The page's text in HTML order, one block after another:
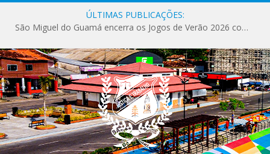
ÚLTIMAS PUBLICAÇÕES:
São Miguel do Guamá encerra os Jogos de Verão 2026 com sucesso de público e competições.